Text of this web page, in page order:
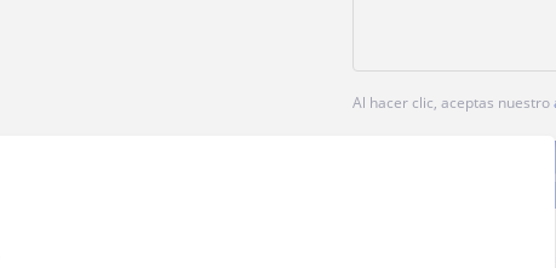
Al hacer clic, aceptas nuestro